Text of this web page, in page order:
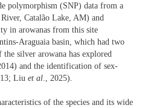
polymorphism (SNP) data from a
Catalão Lake, AM) and
in arowanas from this site
Araguaia basin, which had two
silver arowana has explored
and the identification of sex-
Liu et al ., 2025).
of the species and its wide